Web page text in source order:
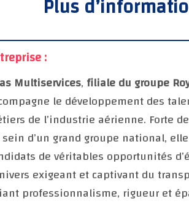
Plus
Entreprise :
Atlas Multiservices,filiale du
accompagne le développement des
métiers de l’industrie aérienne.
au sein d’un grand groupe
candidats de véritables
l’univers exigeant et captivant du
alliant professionnalisme, rigueur